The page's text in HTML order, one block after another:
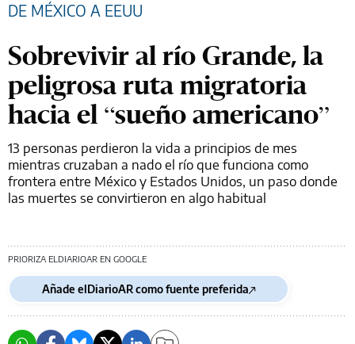
DE MÉXICO A EEUU
Sobrevivir al río Grande, la
peligrosa ruta migratoria
hacia el “sueño americano”
13 personas perdieron la vida a principios de mes
mientras cruzaban a nado el río que funciona como
frontera entre México y Estados Unidos, un paso donde
las muertes se convirtieron en algo habitual
PRIORIZA ELDIARIOAR EN GOOGLE
Añade elDiarioAR como fuente preferida